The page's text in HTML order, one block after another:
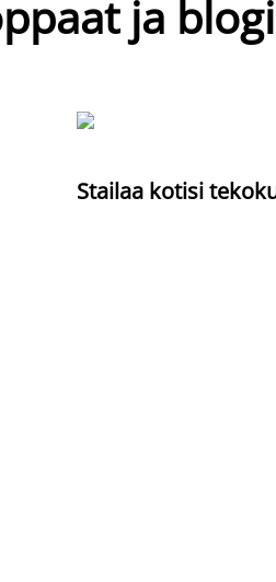
ja
Stailaa kotisi